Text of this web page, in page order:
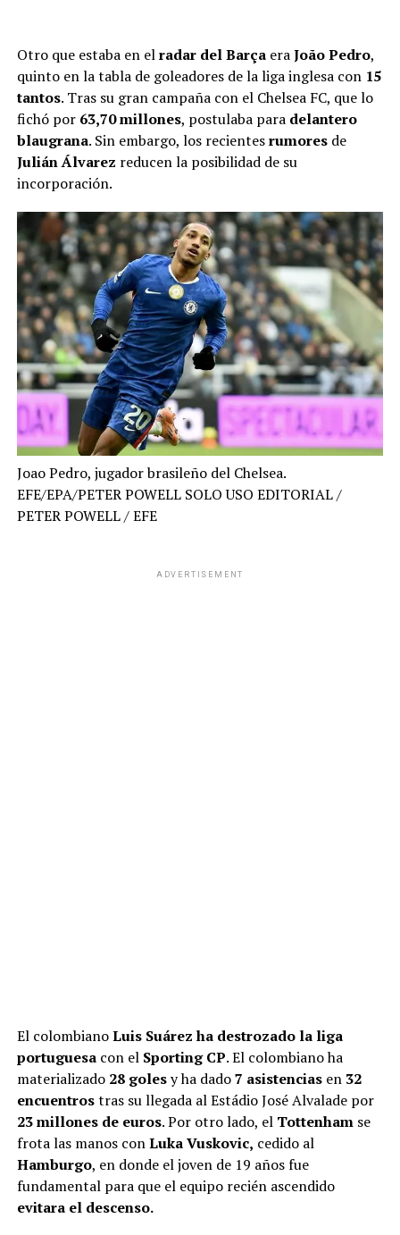
Otro que estaba en elradar del Barça eraJoão Pedro,
quinto en la tabla de goleadores de la liga inglesa con 15
tantos. Tras su gran campaña con el Chelsea FC, que lo
fichó por63,70 millones, postulaba para delantero
blaugrana. Sin embargo, los recientesrumores de
Julián Álvarez reducen la posibilidad de su
incorporación.
Joao Pedro, jugador brasileño del Chelsea.
EFE/EPA/PETER POWELL SOLO USO EDITORIAL/
PETER POWELL / EFE
ADVERTISEMENT
El colombianoLuis Suárez ha destrozado la liga
portuguesacon el Sporting CP. El colombiano ha
materializado 28 golesy ha dado7 asistenciasen 32
encuentrostras su llegada al Estádio José Alvalade por
23 millones de euros. Por otro lado, el Tottenham se
frota las manos conLuka Vuskovic, cedido al
Hamburgo, en donde el joven de 19 años fue
fundamental para que el equipo recién ascendido
evitara el descenso.